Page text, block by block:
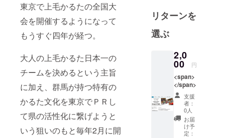
東京で上毛かるたの全国大
会を開催するようになって
もうすぐ四年が経つ。
大人の上毛かるた日本一の
チームを決めるという主旨
に加え、群馬が持つ特有の
かるた文化を東京でＰＲし
て県の活性化に繋げようと
いう狙いのもと毎年2月に開
日産自動車
(株)でマーケ
ティングの
仕事に従事
そのノウハ
ウを日本各
地の地域活
性化にも役
立てようと
リターンを
選ぶ
2,0
00 円
<span>
</span>
支援
者：
0人
お届
け予
定：